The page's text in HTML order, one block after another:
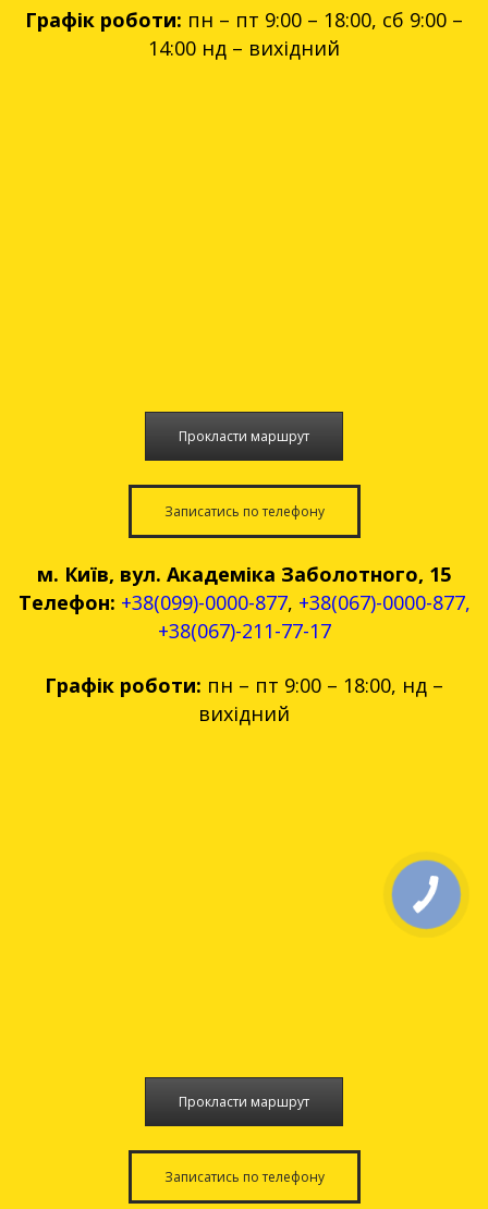
Графік роботи: пн – пт 9:00 – 18:00, сб 9:00 –
14:00 нд – вихідний
Прокласти маршрут
Записатись по телефону
м. Київ, вул. Академіка Заболотного, 15
Телефон: +38(099)-0000-877, +38(067)-0000-877,
+38(067)-211-77-17
Графік роботи: пн – пт 9:00 – 18:00, нд –
вихідний
Прокласти маршрут
Записатись по телефону